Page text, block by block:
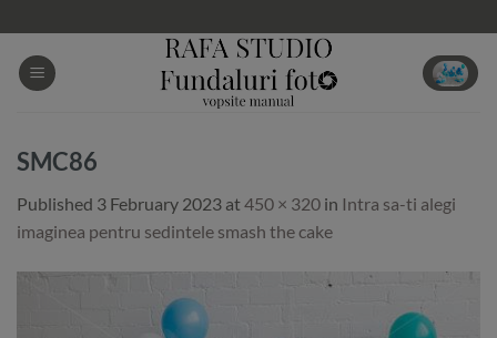
to
content
SMC86
Published 3 February 2023 at450 × 320 in Intra sa-ti alegi
imaginea pentru sedintele smash the cake